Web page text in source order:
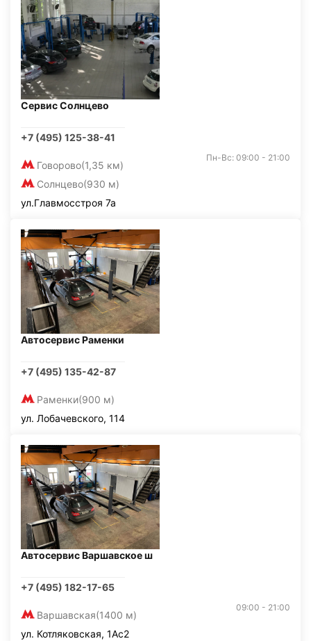
Сервис Солнцево
+7 (495) 125-38-41
Говорово(1,35 км)
Солнцево(930 м)
Пн-Вс: 09:00 - 21:00
ул.Главмосстроя 7а
Автосервис Раменки
+7 (495) 135-42-87
Раменки(900 м)
ул. Лобачевского, 114
Автосервис Варшавское ш
+7 (495) 182-17-65
Варшавская(1400 м)
09:00 - 21:00
ул. Котляковская, 1Ас2